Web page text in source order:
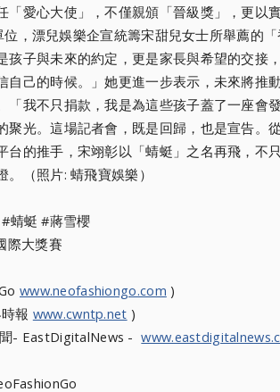
「愛心大使」，不僅親頒「晉級獎」，更以
，漂兒娛樂企宣統籌宋甜兒女士所舉薦的「
孩子與未來的約定，更是家長與希望的交接
自己的時候。」她更進一步表示，未來將推
「我不只捐款，我是為這些孩子蓋了一座會
聚光。這場記者會，既是回歸，也是宣告。
台的推手，宋翊彰以「蜻蜓」之名再飛，不
（照片: 蜻飛寶娛樂）
蜻蜓 #蔣雪櫻
際大獎賽
www.neofashiongo.com )
報 www.cwntp.net )
- EastDigitalNews -